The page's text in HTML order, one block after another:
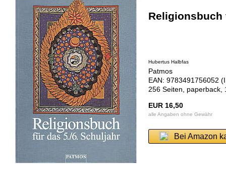
Religionsbuch
Hubertus Halbfas
Patmos
EAN: 9783491756052
256 Seiten, paperback,
EUR 16,50
alle Angaben ohne Gewähr
Bei Amazon